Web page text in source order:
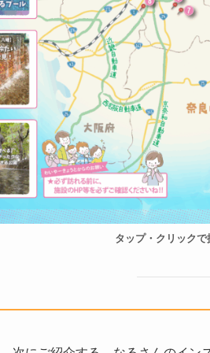
タップ・クリックで